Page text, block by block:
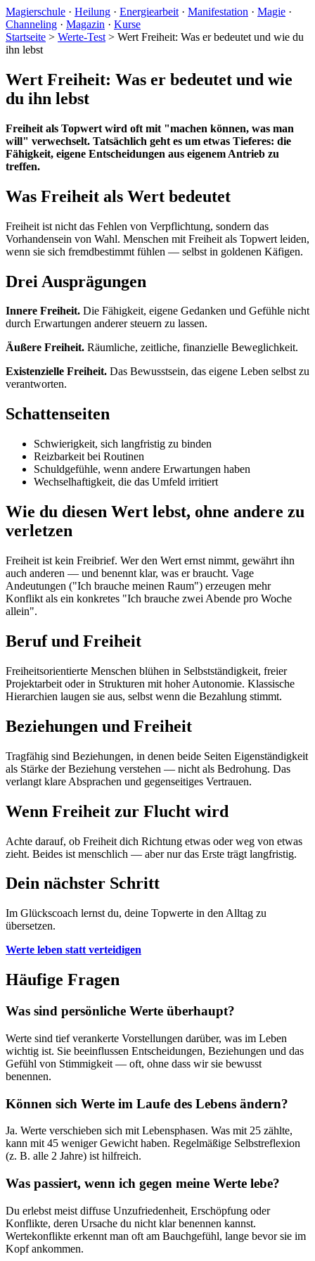
Magierschule · Heilung · Energiearbeit · Manifestation · Magie ·
Channeling · Magazin · Kurse
Startseite > Werte-Test > Wert Freiheit: Was er bedeutet und wie du
ihn lebst
Wert Freiheit: Was er bedeutet und wie
du ihn lebst
Freiheit als Topwert wird oft mit "machen können, was man
will" verwechselt. Tatsächlich geht es um etwas Tieferes: die
Fähigkeit, eigene Entscheidungen aus eigenem Antrieb zu
treffen.
Was Freiheit als Wert bedeutet
Freiheit ist nicht das Fehlen von Verpflichtung, sondern das
Vorhandensein von Wahl. Menschen mit Freiheit als Topwert leiden,
wenn sie sich fremdbestimmt fühlen — selbst in goldenen Käfigen.
Drei Ausprägungen
Innere Freiheit. Die Fähigkeit, eigene Gedanken und Gefühle nicht
durch Erwartungen anderer steuern zu lassen.
Äußere Freiheit. Räumliche, zeitliche, finanzielle Beweglichkeit.
Existenzielle Freiheit. Das Bewusstsein, das eigene Leben selbst zu
verantworten.
Schattenseiten
Schwierigkeit, sich langfristig zu binden
Reizbarkeit bei Routinen
Schuldgefühle, wenn andere Erwartungen haben
Wechselhaftigkeit, die das Umfeld irritiert
Wie du diesen Wert lebst, ohne andere zu
verletzen
Freiheit ist kein Freibrief. Wer den Wert ernst nimmt, gewährt ihn
auch anderen — und benennt klar, was er braucht. Vage
Andeutungen ("Ich brauche meinen Raum") erzeugen mehr
Konflikt als ein konkretes "Ich brauche zwei Abende pro Woche
allein".
Beruf und Freiheit
Freiheitsorientierte Menschen blühen in Selbstständigkeit, freier
Projektarbeit oder in Strukturen mit hoher Autonomie. Klassische
Hierarchien laugen sie aus, selbst wenn die Bezahlung stimmt.
Beziehungen und Freiheit
Tragfähig sind Beziehungen, in denen beide Seiten Eigenständigkeit
als Stärke der Beziehung verstehen — nicht als Bedrohung. Das
verlangt klare Absprachen und gegenseitiges Vertrauen.
Wenn Freiheit zur Flucht wird
Achte darauf, ob Freiheit dich Richtung etwas oder weg von etwas
zieht. Beides ist menschlich — aber nur das Erste trägt langfristig.
Dein nächster Schritt
Im Glückscoach lernst du, deine Topwerte in den Alltag zu
übersetzen.
Werte leben statt verteidigen
Häufige Fragen
Was sind persönliche Werte überhaupt?
Werte sind tief verankerte Vorstellungen darüber, was im Leben
wichtig ist. Sie beeinflussen Entscheidungen, Beziehungen und das
Gefühl von Stimmigkeit — oft, ohne dass wir sie bewusst
benennen.
Können sich Werte im Laufe des Lebens ändern?
Ja. Werte verschieben sich mit Lebensphasen. Was mit 25 zählte,
kann mit 45 weniger Gewicht haben. Regelmäßige Selbstreflexion
(z. B. alle 2 Jahre) ist hilfreich.
Was passiert, wenn ich gegen meine Werte lebe?
Du erlebst meist diffuse Unzufriedenheit, Erschöpfung oder
Konflikte, deren Ursache du nicht klar benennen kannst.
Wertekonflikte erkennt man oft am Bauchgefühl, lange bevor sie im
Kopf ankommen.